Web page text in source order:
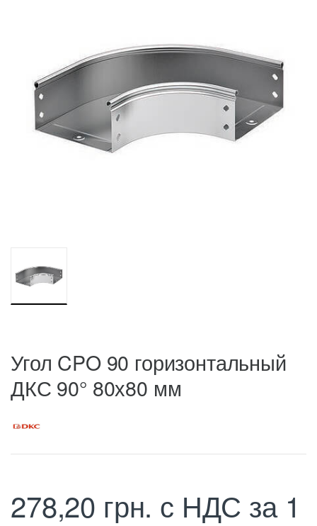
Угол CPO 90 горизонтальный
ДКС 90° 80х80 мм
278,20 грн. с НДС за 1